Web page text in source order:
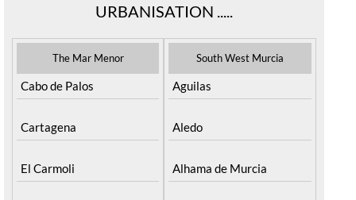
URBANISATION .....
The Mar Menor
Cabo de Palos
Cartagena
El Carmoli
South West Murcia
Aguilas
Aledo
Alhama de Murcia